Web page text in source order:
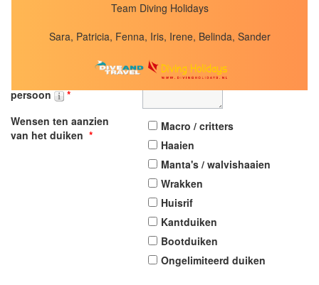
Galapagos Eilanden
persoon
*
Wensen ten aanzien
van het duiken *
Macro / critters
Haaien
Manta's / walvishaaien
Wrakken
Huisrif
Kantduiken
Bootduiken
Ongelimiteerd duiken
Team Diving Holidays
Sara, Patricia, Fenna, Iris, Irene, Belinda, Sander